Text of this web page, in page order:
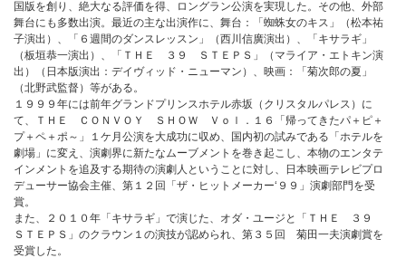
国版を創り、絶大なる評価を得、ロングラン公演を実現した。その他、外部
舞台にも多数出演。最近の主な出演作に、舞台：「蜘蛛女のキス」（松本祐
子演出）、「６週間のダンスレッスン」（西川信廣演出）、「キサラギ」
（板垣恭一演出）、「ＴＨＥ ３９ ＳＴＥＰＳ」（マライア・エトキン演
出）（日本版演出：デイヴィッド・ニューマン）、映画：「菊次郎の夏」
（北野武監督）等がある。
１９９９年には前年グランドプリンスホテル赤坂（クリスタルパレス）に
て、ＴＨＥ ＣＯＮＶＯＹ ＳＨＯＷ Ｖｏｌ．１６「帰ってきたパ＋ピ＋
プ＋ペ＋ポ～」１ケ月公演を大成功に収め、国内初の試みである「ホテルを
劇場」に変え、演劇界に新たなムーブメントを巻き起こし、本物のエンタテ
インメントを追及する期待の演劇人ということに対し、日本映画テレビプロ
デューサー協会主催、第１２回「ザ・ヒットメーカー‘９９」演劇部門を受
賞。
また、２０１０年「キサラギ」で演じた、オダ・ユージと「ＴＨＥ ３９
ＳＴＥＰＳ」のクラウン１の演技が認められ、第３５回 菊田一夫演劇賞を
受賞した。